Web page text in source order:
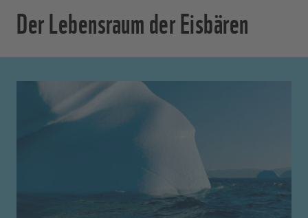
Der Lebensraum der Eisbären